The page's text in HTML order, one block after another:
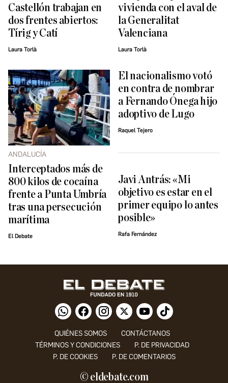
Castellón trabajan en
dos frentes abiertos:
Tírig y Catí
Laura Torlà
vivienda con el aval de
la Generalitat
Valenciana
Laura Torlà
ANDALUCÍA
Interceptados más de
800 kilos de cocaína
frente a Punta Umbría
tras una persecución
marítima
El Debate
El nacionalismo votó
en contra de nombrar
a Fernando Ónega hijo
adoptivo de Lugo
Raquel Tejero
Javi Antrás: «Mi
objetivo es estar en el
primer equipo lo antes
posible»
Rafa Fernández
QUIÉNES SOMOS
CONTÁCTANOS
TÉRMINOS Y CONDICIONES
P. DE PRIVACIDAD
P. DE COOKIES
P. DE COMENTARIOS
© eldebate.com